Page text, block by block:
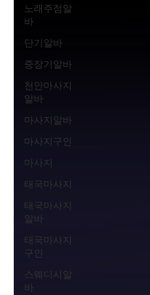
노래주점알
바
단기알바
중장기알바
천안마사지
알바
마사지알바
마사지구인
마사지
태국마사지
태국마사지
알바
태국마사지
구인
스웨디시알
바